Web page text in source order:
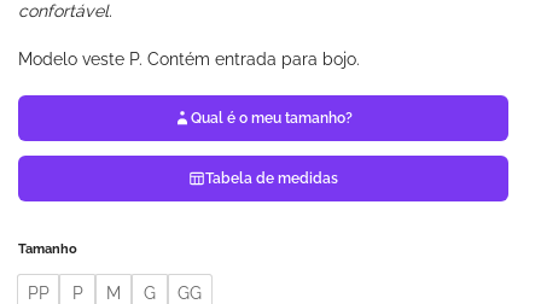
confortável.
Modelo veste P. Contém entrada para bojo.
Qual é o meu tamanho?
Tabela de medidas
Tamanho
PP P M G GG